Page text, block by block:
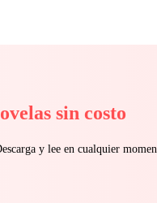
sin costo
y lee en cualquier